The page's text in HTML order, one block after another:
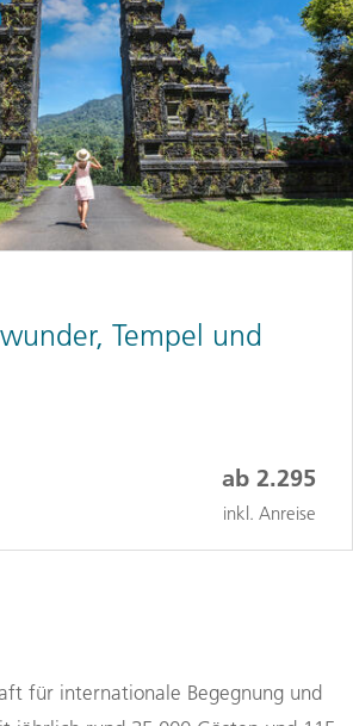
Tempel und
ab 2.295
inkl. Anreise
für internationale Begegnung und